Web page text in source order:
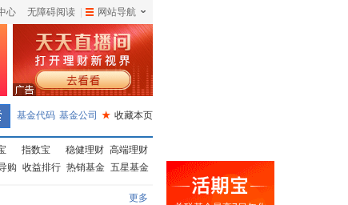
心 无障碍阅读 网站导航
基金代码 基金公司 ★ 收藏本页
指数宝 稳健理财 高端理财
购 收益排行 热销基金 五星基金
更多